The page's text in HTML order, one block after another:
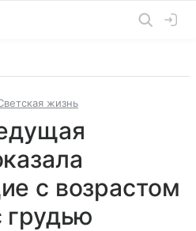
жизнь
с возрастом
грудью